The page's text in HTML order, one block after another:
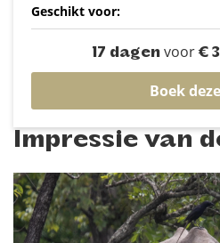
Geschikt voor:
17 dagen voor€
Boek
Impressie van